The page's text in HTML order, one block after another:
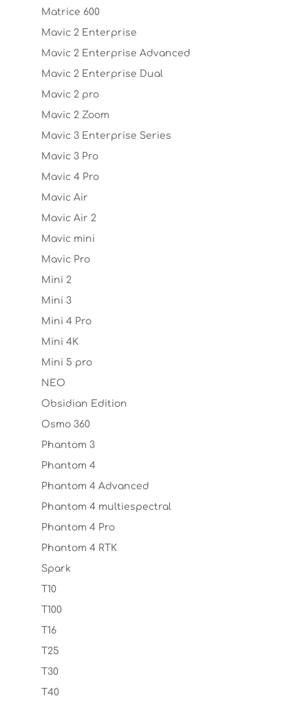
Matrice 600
Mavic 2 Enterprise
Mavic 2 Enterprise Advanced
Mavic 2 Enterprise Dual
Mavic 2 pro
Mavic 2 Zoom
Mavic 3 Enterprise Series
Mavic 3 Pro
Mavic 4 Pro
Mavic Air
Mavic Air 2
Mavic mini
Mavic Pro
Mini 2
Mini 3
Mini 4 Pro
Mini 4K
Mini 5 pro
NEO
Obsidian Edition
Osmo 360
Phantom 3
Phantom 4
Phantom 4 Advanced
Phantom 4 multiespectral
Phantom 4 Pro
Phantom 4 RTK
Spark
T10
T100
T16
T25
T30
T40